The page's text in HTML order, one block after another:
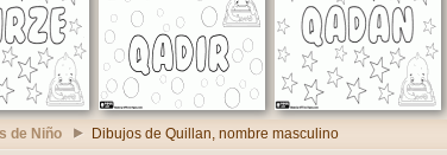
de Niño Dibujos de Quillan, nombre masculino